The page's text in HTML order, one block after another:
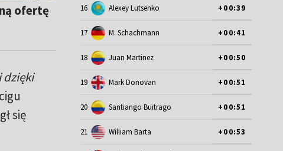
ofertę
dzięki
się
16 Alexey Lutsenko +00:39
17 M. Schachmann +00:41
18 Juan Martinez +00:50
19 Mark Donovan +00:51
20 Santiango Buitrago +00:51
21 William Barta +00:53